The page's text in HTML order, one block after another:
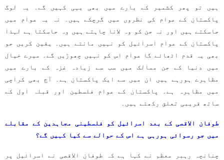
ہیں تو پھر کشمیر کے بارے میں بھی یہی کہیں گے۔ یہ لوگ
پاکستان کے عوام کی نظروں میں گرچکے ہیں۔ نہ یہ عوام میں
جاسکتے ہیں اور نہ جن کو وہ لانا چاہتے ہیں وہ جاسکتا ہے لہذا
پاکستان کے عوام اسرائیل کو نہیں مانتے ہیں۔ یقین کریں جو
بھی یہ قدم اٹھائے گا عوام اس کو نہیں چھوڑیں گے۔ میرے خیال
میں دنیا کے جن ممالک میں سب سے زیادہ غزہ کے بارے میں
مظاہرے ہورہے ہیں ان میں سے ایک پاکستان ہے۔ آج بھی کراچی
میں مظاہرہ ہے۔ پاکستان کے عوام فلسطین اور قبلہ اول کے
ساتھ قریبی تعلق رکھتے ہیں۔
طوفان الاقصی کے بعد اسرائیل کو فلسطینی مجاہدین کے مقابلے
میں جو رسوائی ہورہی ہے اس کے حوالے سے کیا کہیں گے؟
چنانچہ رہبر معظم نے کہا ہے کہ طوفان الاقصی نے اسرائیل پر